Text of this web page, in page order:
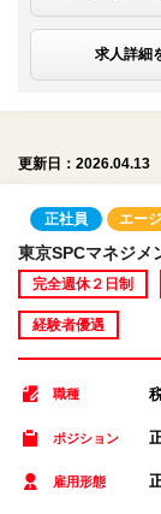
求人詳細
更新日：2026.04.13
正社員 エー
東京SPCマネジメ
完全週休２日制
経験者優遇
職種
ポジション
雇用形態